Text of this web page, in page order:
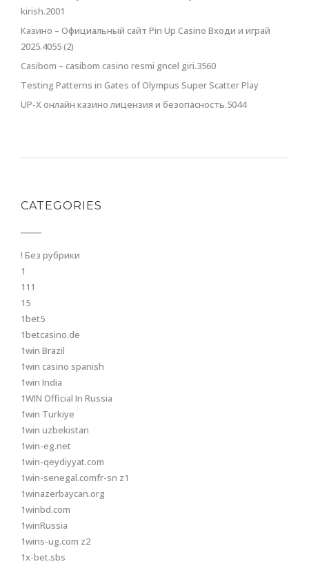
kirish.2001
Казино – Официальный сайт Pin Up Casino Входи и играй
2025.4055 (2)
Casibom – casibom casino resmi gncel giri.3560
Testing Patterns in Gates of Olympus Super Scatter Play
UP-X онлайн казино лицензия и безопасность.5044
CATEGORIES
! Без рубрики
1
111
15
1bet5
1betcasino.de
1win Brazil
1win casino spanish
1win India
1WIN Official In Russia
1win Turkiye
1win uzbekistan
1win-eg.net
1win-qeydiyyat.com
1win-senegal.comfr-sn z1
1winazerbaycan.org
1winbd.com
1winRussia
1wins-ug.com z2
1x-bet.sbs